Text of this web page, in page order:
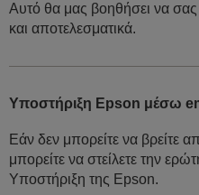
Αυτό θα μας βοηθήσει να
και αποτελεσματικά.
Υποστήριξη Epson μέσω
Εάν δεν μπορείτε να βρείτε
μπορείτε να στείλετε την
Υποστήριξη της Epson.